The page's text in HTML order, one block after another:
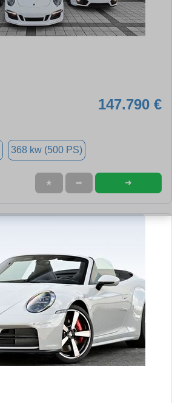
147.790 €
368 kw (500 PS)
★ ➦ ➜